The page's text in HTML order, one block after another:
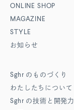
ONLINE SHOP
MAGAZINE
STYLE
お知らせ
Sghr のものづくり
わたしたちについて
Sghr の技術と開発力